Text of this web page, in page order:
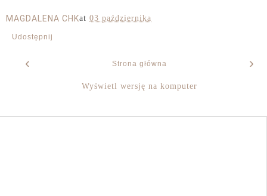
MAGDALENA CHKat 03 października
Udostępnij
‹ ›
Strona główna
Wyświetl wersję na komputer